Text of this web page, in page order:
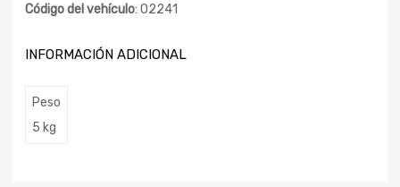
Código del vehículo: 02241
INFORMACIÓN ADICIONAL
Peso
5 kg